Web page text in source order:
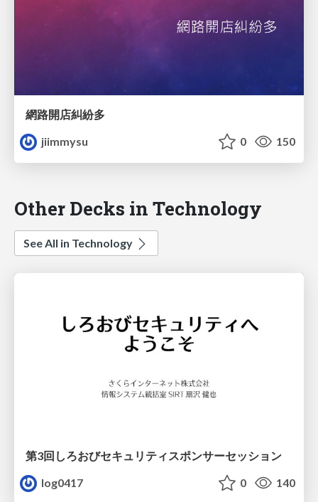
網路開店糾紛多
jiimmysu
0 150
Other Decks in Technology
See All in Technology
第3回しろおびセキュリティスポンサーセッション
log0417
0 140